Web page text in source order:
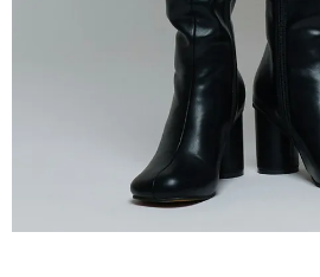
INFORMATION